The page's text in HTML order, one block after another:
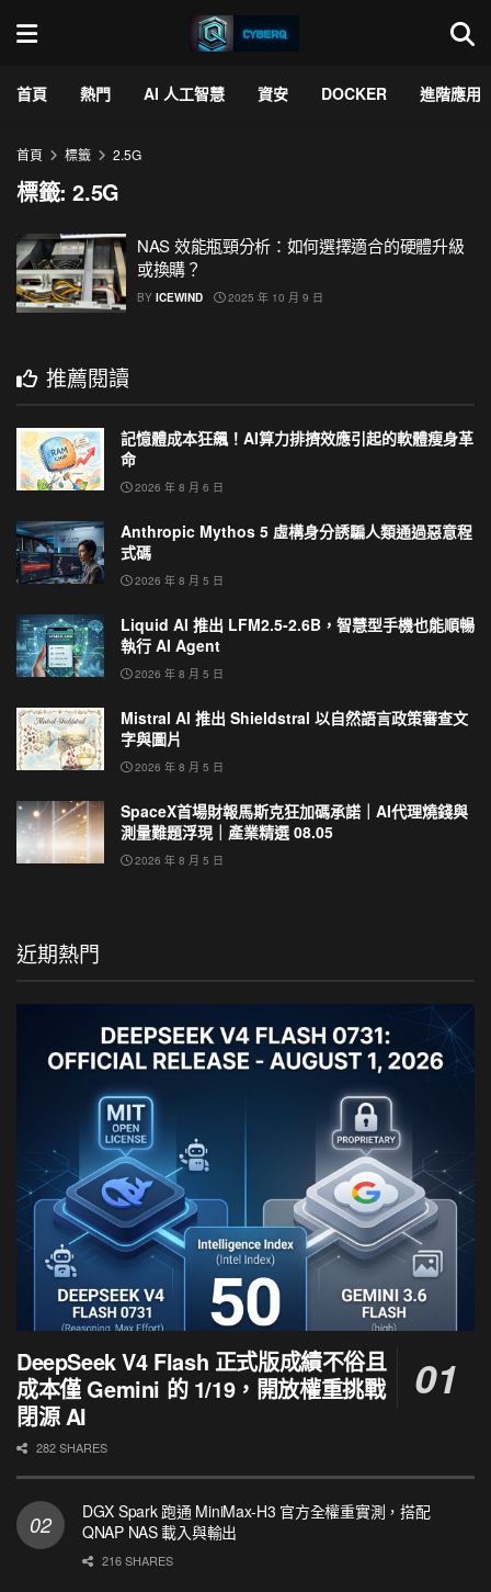
首頁 熱門 AI 人工智慧 資安 DOCKER 進階應用
首頁 標籤 2.5G
標籤:2.5G
NAS 效能瓶頸分析：如何選擇適合的硬體升級
或換購？
BY ICEWIND 2025 年 10 月 9 日
推薦閱讀
記憶體成本狂飆！AI算力排擠效應引起的軟體瘦身革
命
2026 年 8 月 6 日
Anthropic Mythos 5 虛構身分誘騙人類通過惡意程
式碼
2026 年 8 月 5 日
Liquid AI 推出 LFM2.5-2.6B，智慧型手機也能順暢
執行 AI Agent
2026 年 8 月 5 日
Mistral AI 推出 Shieldstral 以自然語言政策審查文
字與圖片
2026 年 8 月 5 日
SpaceX首場財報馬斯克狂加碼承諾｜AI代理燒錢與
測量難題浮現｜產業精選 08.05
2026 年 8 月 5 日
近期熱門
DeepSeek V4 Flash 正式版成績不俗且
成本僅 Gemini 的 1/19，開放權重挑戰
閉源 AI
282 SHARES
DGX Spark 跑通 MiniMax-H3 官方全權重實測，搭配
QNAP NAS 載入與輸出
216 SHARES